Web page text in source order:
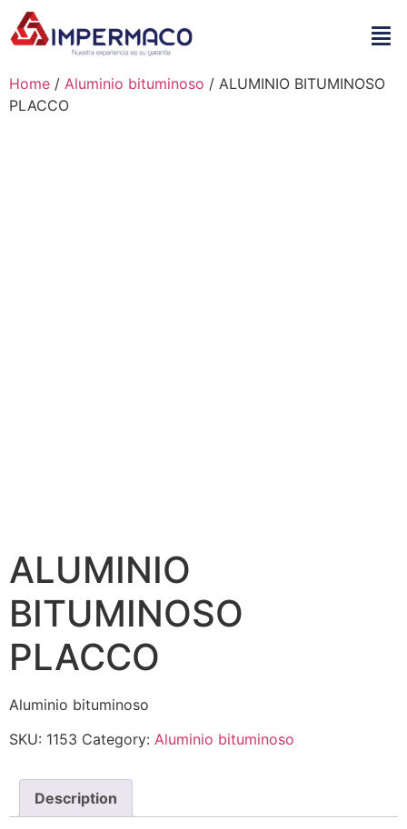
Home / Aluminio bituminoso / ALUMINIO BITUMINOSO
PLACCO
ALUMINIO
BITUMINOSO
PLACCO
Aluminio bituminoso
SKU: 1153 Category: Aluminio bituminoso
Description